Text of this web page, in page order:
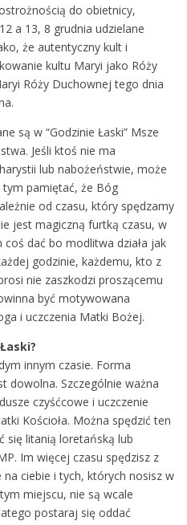
do obietnicy,
a 13, 8 grudnia udzielane
że autentyczny kult i
kultu Maryi jako Róży
Róży Duchownej tego dnia
są w “Godzinie Łaski” Msze
Jeśli ktoś nie ma
lub nabożeństwie, może
pamiętać, że Bóg
od czasu, który spędzamy
jest magiczną furtką czasu, w
dać bo modlitwa działa jak
godzinie, każdemu, kto z
nie zaszkodzi proszącemu
być motywowana
i uczczenia Matki Bożej.
innym czasie. Forma
dowolna. Szczególnie ważna
czyśćcowe i uczczenie
Kościoła. Można spędzić ten
się litanią loretańską lub
Im więcej czasu spędzisz z
na ciebie i tych, których nosisz w
miejscu, nie są wcale
postaraj się oddać